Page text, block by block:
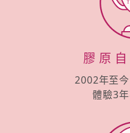
膠原
2002年至
體驗3